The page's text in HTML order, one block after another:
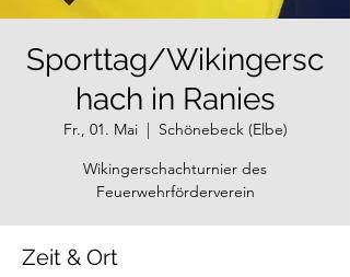
Sporttag/Wikingersc
hach in Ranies
Fr., 01. Mai
  |
Schönebeck (Elbe)
Wikingerschachturnier des
Feuerwehrförderverein
Zeit & Ort